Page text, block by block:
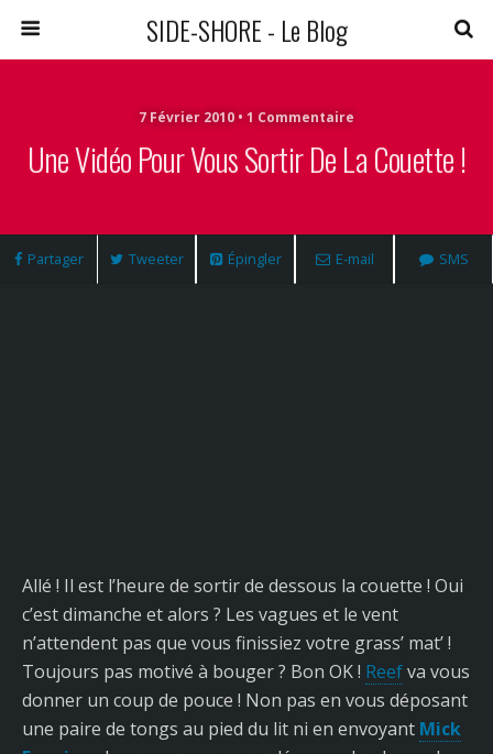
SIDE-SHORE - Le Blog
7 Février 2010 • 1 Commentaire
Une Vidéo Pour Vous Sortir De La Couette !
Partager Tweeter Épingler E-mail SMS
Allé ! Il est l’heure de sortir de dessous la couette ! Oui
c’est dimanche et alors ? Les vagues et le vent
n’attendent pas que vous finissiez votre grass’ mat’ !
Toujours pas motivé à bouger ? Bon OK ! Reefva vous
donner un coup de pouce ! Non pas en vous déposant
une paire de tongs au pied du lit ni en envoyant Mick